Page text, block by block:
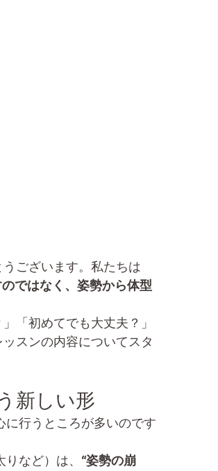
ございます。私たちは
ではなく、姿勢から体型
「初めてでも大丈夫？」
スンの内容についてスタ
新しい形
行うところが多いのです
など）は、 “姿勢の崩